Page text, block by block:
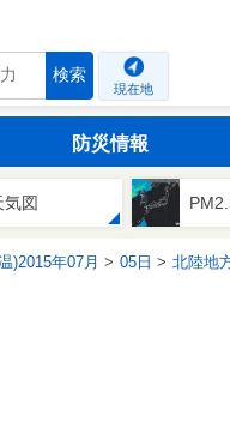
検索
現在地
防災情報
気図
)2015年07月 05日 北陸地